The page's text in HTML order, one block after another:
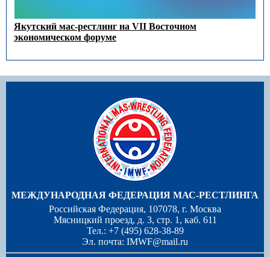
Якутский мас-рестлинг на VII Восточном
экономическом форуме
МЕЖДУНАРОДНАЯ ФЕДЕРАЦИЯ МАС-РЕСТЛИНГА
Российская Федерация, 107078, г. Москва
Мясницкий проезд, д. 3, стр. 1, каб. 611
Тел.: +7 (495) 628-38-89
Эл. почта: IMWF@mail.ru